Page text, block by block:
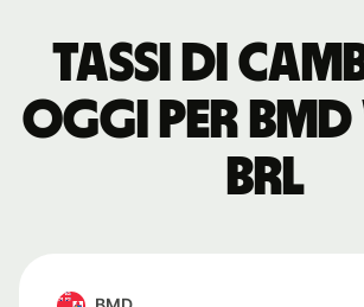
Tassi di
oggi per
BRL